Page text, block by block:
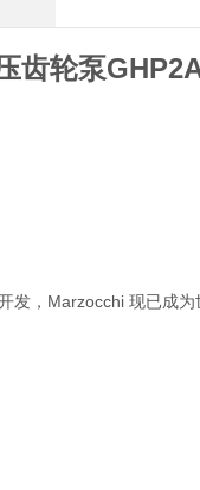
齿轮泵
，Marzocchi 现已成